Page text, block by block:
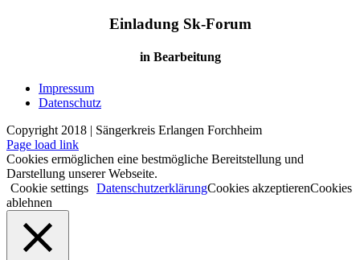
Einladung Sk-Forum
in Bearbeitung
Impressum
Datenschutz
Copyright 2018 | Sängerkreis Erlangen Forchheim
Page load link
Cookies ermöglichen eine bestmögliche Bereitstellung und
Darstellung unserer Webseite.
Cookie settings DatenschutzerklärungCookies akzeptierenCookies
ablehnen